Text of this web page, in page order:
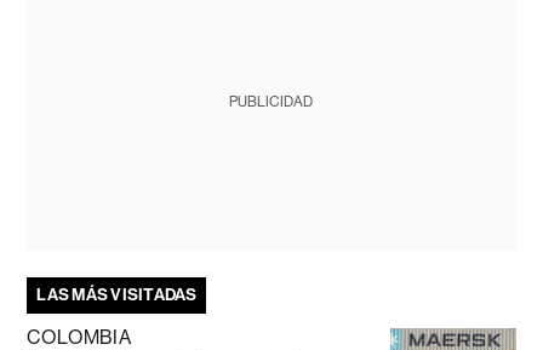
PUBLICIDAD
LAS MÁS VISITADAS
COLOMBIA